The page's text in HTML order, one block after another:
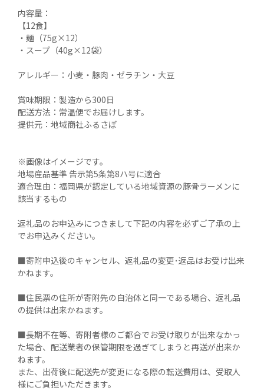
内容量：
【12食】
・麺（75g×12）
・スープ（40g×12袋）
アレルギー：小麦・豚肉・ゼラチン・大豆
賞味期限：製造から300日
配送方法：常温便でお届けします。
提供元：地域商社ふるさぽ
※画像はイメージです。
地場産品基準 告示第5条第8ハ号に適合
適合理由：福岡県が認定している地域資源の豚骨ラーメンに
該当するもの
返礼品のお申込みにつきまして下記の内容を必ずご了承の上
でお申込みください。
■寄附申込後のキャンセル、返礼品の変更･返品はお受け出来
かねます。
■住民票の住所が寄附先の自治体と同一である場合、返礼品
の提供は出来かねます。
■長期不在等、寄附者様のご都合でお受け取りが出来なかっ
た場合、配送業者の保管期限を過ぎてしまうと再送が出来か
ねます。
また、出荷後に配送先が変更になる際の転送費用は、受取人
様にご負担いただきます。